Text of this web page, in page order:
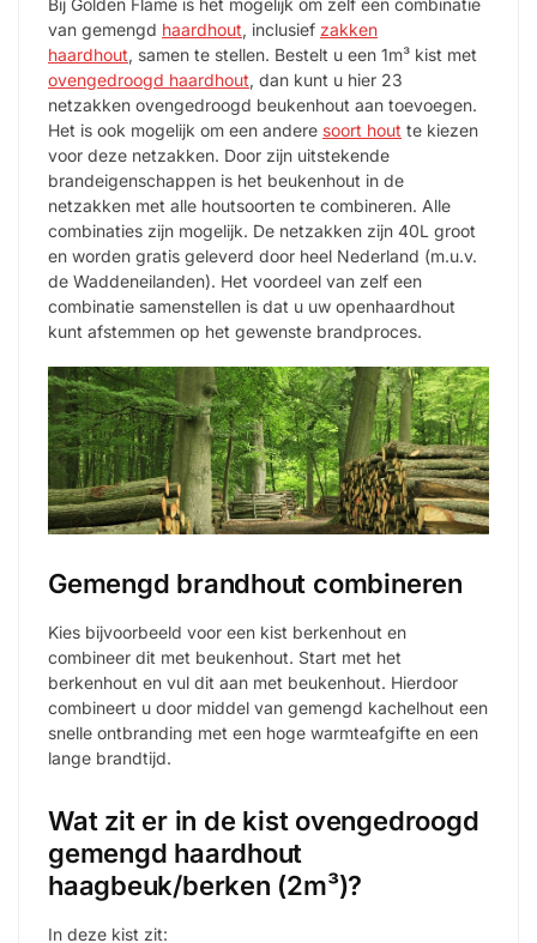
van gemengd haardhout, inclusief zakken
haardhout, samen te stellen. Bestelt u een 1m³ kist met
ovengedroogd haardhout, dan kunt u hier 23
netzakken ovengedroogd beukenhout aan toevoegen.
Het is ook mogelijk om een andere soort hout te kiezen
voor deze netzakken. Door zijn uitstekende
brandeigenschappen is het beukenhout in de
netzakken met alle houtsoorten te combineren. Alle
combinaties zijn mogelijk. De netzakken zijn 40L groot
en worden gratis geleverd door heel Nederland (m.u.v.
de Waddeneilanden). Het voordeel van zelf een
combinatie samenstellen is dat u uw openhaardhout
kunt afstemmen op het gewenste brandproces.
Gemengd brandhout combineren
Kies bijvoorbeeld voor een kist berkenhout en
combineer dit met beukenhout. Start met het
berkenhout en vul dit aan met beukenhout. Hierdoor
combineert u door middel van gemengd kachelhout een
snelle ontbranding met een hoge warmteafgifte en een
lange brandtijd.
Wat zit er in de kist ovengedroogd
gemengd haardhout
haagbeuk/berken (2m³)?
In deze kist zit: